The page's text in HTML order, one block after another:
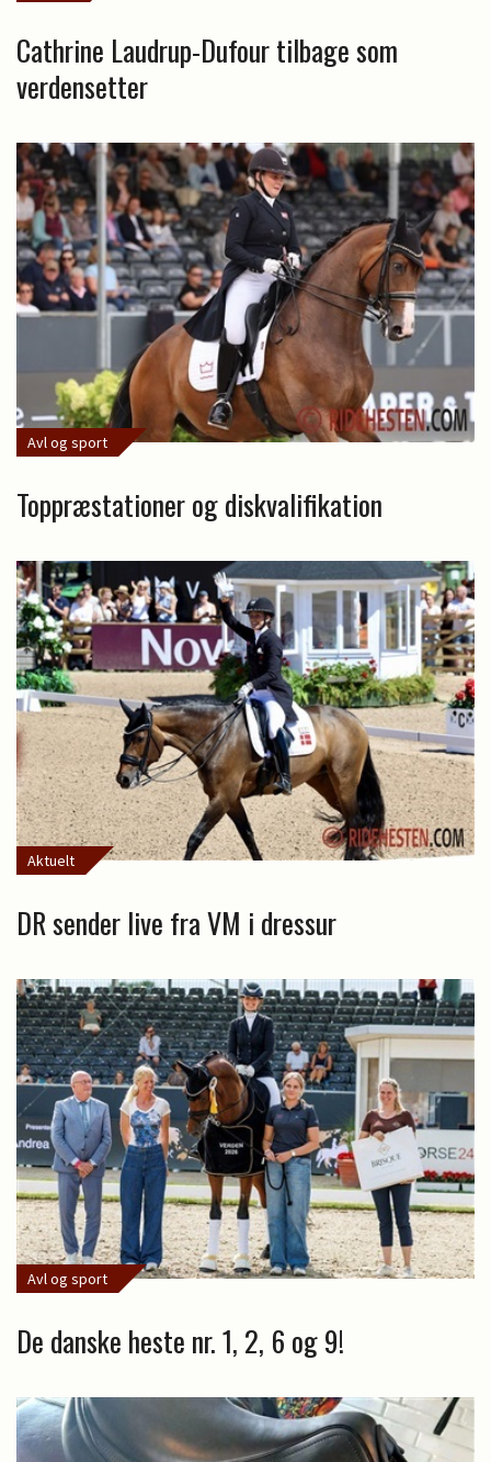
Cathrine Laudrup-Dufour tilbage som
verdensetter
Avl og sport
Toppræstationer og diskvalifikation
Aktuelt
DR sender live fra VM i dressur
Avl og sport
De danske heste nr. 1, 2, 6 og 9!